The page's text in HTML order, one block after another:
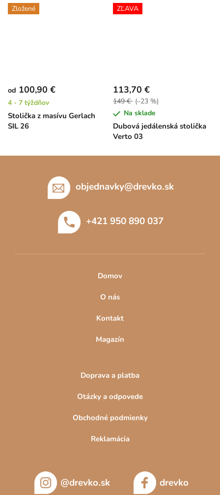
Zložené
Stolička z masívu Gerlach
SIL 26
od 100,90 €
4 - 7 týždňov
ZĽAVA
Dubová jedálenská stolička
Verto 03
113,70 €
149 € (–23 %)
Na sklade
objednavky@drevko.sk
+421 950 890 037
Domov
O nás
Kontakt
Magazín
Doprava a platba
Otázky a odpovede
Obchodné podmienky
Reklamácia
@drevko.sk drevko